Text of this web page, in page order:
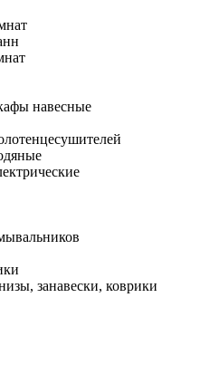
навесные
занавески, коврики